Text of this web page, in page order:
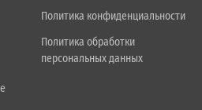
Политика конфиденциальности
Политика обработки
персональных данных